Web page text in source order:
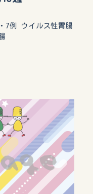
7例 ウイルス性胃腸